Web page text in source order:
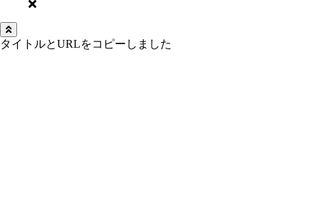
タイトルとURLをコピーしました